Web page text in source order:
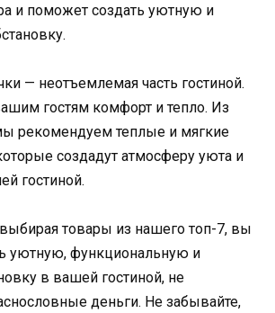
и поможет создать уютную и
— неотъемлемая часть гостиной.
гостям комфорт и тепло. Из
рекомендуем теплые и мягкие
создадут атмосферу уюта и
гостиной.
товары из нашего топ-7, вы
уютную, функциональную и
в вашей гостиной, не
деньги. Не забывайте,